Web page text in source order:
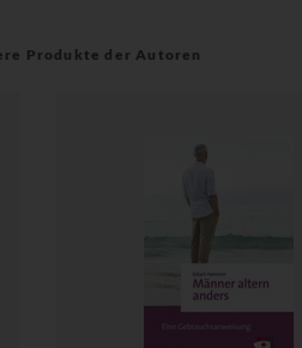
Produkte der Autoren